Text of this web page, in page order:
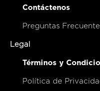
Contáctenos
Preguntas
Legal
Términos y
Política de